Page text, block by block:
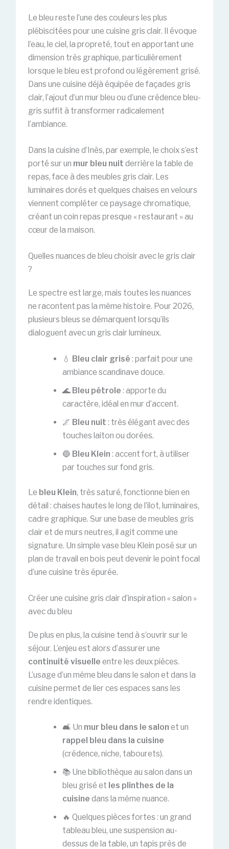
Le bleu reste l’une des couleurs les plus
plébiscitées pour une cuisine gris clair. Il évoque
l’eau, le ciel, la propreté, tout en apportant une
dimension très graphique, particulièrement
lorsque le bleu est profond ou légèrement grisé.
Dans une cuisine déjà équipée de façades gris
clair, l’ajout d’un mur bleu ou d’une crédence bleu-
gris suffit à transformer radicalement
l’ambiance.
Dans la cuisine d’Inès, par exemple, le choix s’est
porté sur un mur bleu nuit derrière la table de
repas, face à des meubles gris clair. Les
luminaires dorés et quelques chaises en velours
viennent compléter ce paysage chromatique,
créant un coin repas presque « restaurant » au
cœur de la maison.
Quelles nuances de bleu choisir avec le gris clair
?
Le spectre est large, mais toutes les nuances
ne racontent pas la même histoire. Pour 2026,
plusieurs bleus se démarquent lorsqu’ils
dialoguent avec un gris clair lumineux.
💧 Bleu clair grisé : parfait pour une
ambiance scandinave douce.
🌊 Bleu pétrole : apporte du
caractère, idéal en mur d’accent.
🌌 Bleu nuit : très élégant avec des
touches laiton ou dorées.
🔵 Bleu Klein : accent fort, à utiliser
par touches sur fond gris.
Le bleu Klein, très saturé, fonctionne bien en
détail : chaises hautes le long de l’îlot, luminaires,
cadre graphique. Sur une base de meubles gris
clair et de murs neutres, il agit comme une
signature. Un simple vase bleu Klein posé sur un
plan de travail en bois peut devenir le point focal
d’une cuisine très épurée.
Créer une cuisine gris clair d’inspiration « salon »
avec du bleu
De plus en plus, la cuisine tend à s’ouvrir sur le
séjour. L’enjeu est alors d’assurer une
continuité visuelle entre les deux pièces.
L’usage d’un même bleu dans le salon et dans la
cuisine permet de lier ces espaces sans les
rendre identiques.
🛋️ Un mur bleu dans le salon et un
rappel bleu dans la cuisine
(crédence, niche, tabourets).
📚 Une bibliothèque au salon dans un
bleu grisé et les plinthes de la
cuisine dans la même nuance.
🔥 Quelques pièces fortes : un grand
tableau bleu, une suspension au-
dessus de la table, un tapis près de